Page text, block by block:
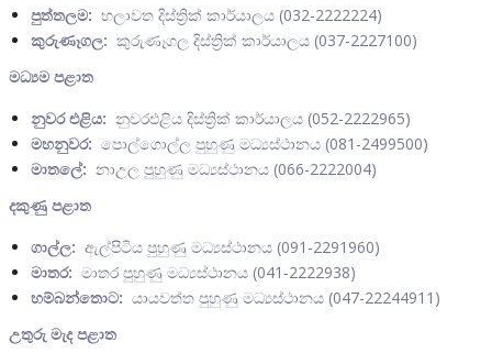
පුත්තලම: හලාවත දිස්ත්‍රික් කාර්යාලය (032-2222224)
කුරුණෑගල: කුරුණෑගල දිස්ත්‍රික් කාර්යාලය (037-2227100)
මධ්‍යම පළාත
නුවර එළිය: නුවරඑළිය දිස්ත්‍රික් කාර්යාලය (052-2222965)
මහනුවර: පොල්ගොල්ල පුහුණු මධ්‍යස්ථානය (081-2499500)
මාතලේ: නාඋල පුහුණු මධ්‍යස්ථානය (066-2222004)
දකුණු පළාත
ගාල්ල: ඇල්පිටිය පුහුණු මධ්‍යස්ථානය (091-2291960)
මාතර: මාතර පුහුණු මධ්‍යස්ථානය (041-2222938)
හම්බන්තොට: යායවත්ත පුහුණු මධ්‍යස්ථානය (047-22244911)
උතුරු මැද පළාත